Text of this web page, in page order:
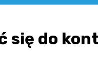
się do